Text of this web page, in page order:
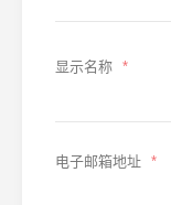
显示名称 *
电子邮箱地址 *